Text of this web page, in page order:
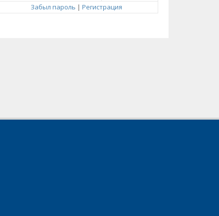
Забыл пароль |Регистрация